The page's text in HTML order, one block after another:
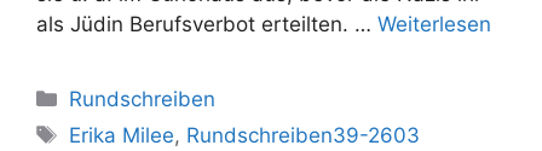
als Jüdin Berufsverbot erteilten. … Weiterlesen
Kategorien
Rundschreiben
Schlagwörter
Erika Milee, Rundschreiben39-2603